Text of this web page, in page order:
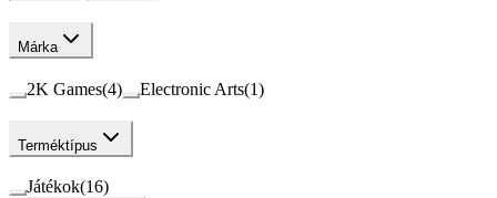
Márka
2K Games(4) Electronic Arts(1)
Terméktípus
Játékok(16)